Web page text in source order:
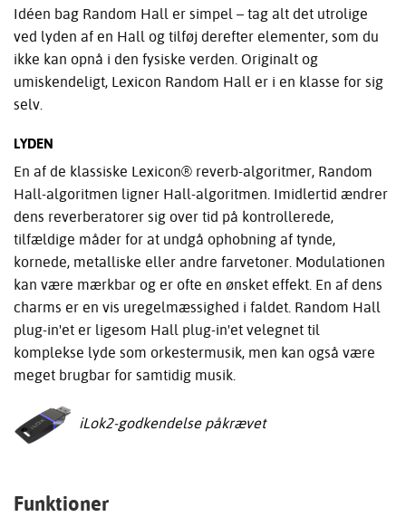
Idéen bag Random Hall er simpel – tag alt det utrolige
ved lyden af en Hall og tilføj derefter elementer, som du
ikke kan opnå i den fysiske verden. Originalt og
umiskendeligt, Lexicon Random Hall er i en klasse for sig
selv.
LYDEN
En af de klassiske Lexicon® reverb-algoritmer, Random
Hall-algoritmen ligner Hall-algoritmen. Imidlertid ændrer
dens reverberatorer sig over tid på kontrollerede,
tilfældige måder for at undgå ophobning af tynde,
kornede, metalliske eller andre farvetoner. Modulationen
kan være mærkbar og er ofte en ønsket effekt. En af dens
charms er en vis uregelmæssighed i faldet. Random Hall
plug-in'et er ligesom Hall plug-in'et velegnet til
komplekse lyde som orkestermusik, men kan også være
meget brugbar for samtidig musik.
iLok2-godkendelse påkrævet
Funktioner